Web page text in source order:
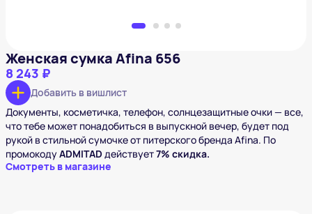
Женская сумка Afina 656
8 243 ₽
Добавить в вишлист
Документы, косметичка, телефон, солнцезащитные очки — все,
что тебе может понадобиться в выпускной вечер, будет под
рукой в стильной сумочке от питерского бренда Afina. По
промокодуADMITAD действует7% скидка.
Смотреть в магазине